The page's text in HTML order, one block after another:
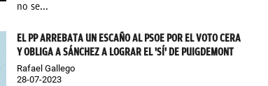
no se...
EL PP ARREBATA UN ESCAÑO AL PSOE POR EL VOTO CERA
Y OBLIGA A SÁNCHEZ A LOGRAR EL 'SÍ' DE PUIGDEMONT
Rafael Gallego
28-07-2023